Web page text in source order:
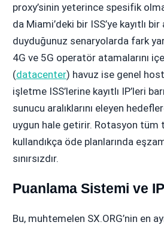
proxy’sinin yeterince spesifik
da Miami’deki bir ISS’ye kayıtlı
duyduğunuz senaryolarda fark
4G ve 5G operatör atamalarını
(datacenter) havuz ise genel
işletme ISS’lerine kayıtlı IP’leri
sunucu aralıklarını eleyen
uygun hale getirir. Rotasyon tüm
kullandıkça öde planlarında
sınırsızdır.
Puanlama Sistemi ve
Bu, muhtemelen SX.ORG’nin en